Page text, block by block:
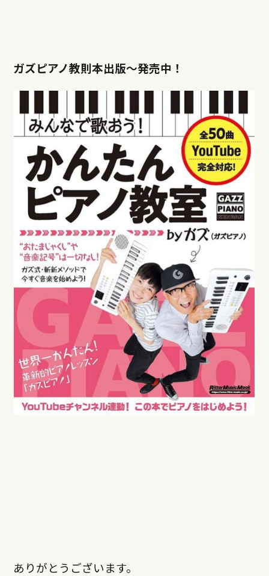
ガズピアノ教則本出版〜発売中！
ありがとうございます。